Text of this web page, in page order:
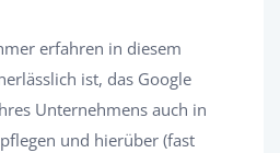
erfahren in diesem
ist, das Google
Unternehmens auch in
und hierüber (fast